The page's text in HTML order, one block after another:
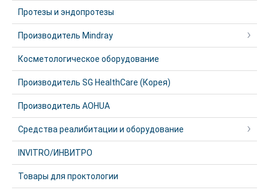
Протезы и эндопротезы
Производитель Mindray
Косметологическое оборудование
Производитель SG HealthCare (Корея)
Производитель AOHUA
Средства реалибитации и оборудование
INVITRO/ИНВИТРО
Товары для проктологии